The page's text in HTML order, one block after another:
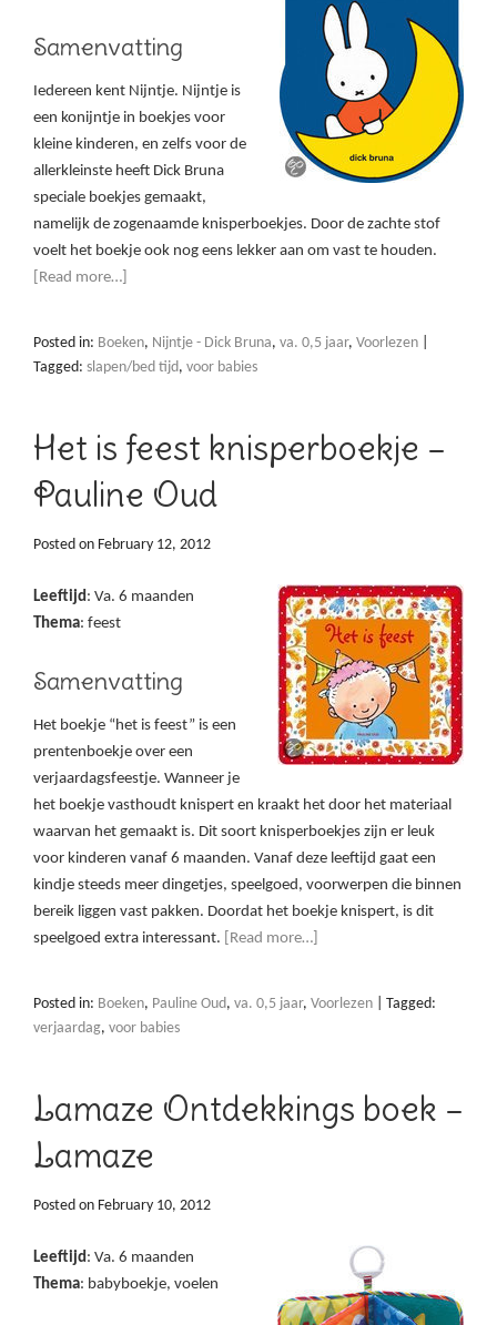
Samenvatting
Iedereen kent Nijntje. Nijntje is
een konijntje in boekjes voor
kleine kinderen, en zelfs voor de
allerkleinste heeft Dick Bruna
speciale boekjes gemaakt,
namelijk de zogenaamde knisperboekjes. Door de zachte stof
voelt het boekje ook nog eens lekker aan om vast te houden.
[Read more…]
Posted in: Boeken, Nijntje - Dick Bruna, va. 0,5 jaar, Voorlezen
Tagged: slapen/bed tijd, voor babies
Het is feest knisperboekje –
Pauline Oud
Posted on February 12, 2012
Leeftijd: Va. 6 maanden
Thema: feest
Samenvatting
Het boekje “het is feest” is een
prentenboekje over een
verjaardagsfeestje. Wanneer je
het boekje vasthoudt knispert en kraakt het door het materiaal
waarvan het gemaakt is. Dit soort knisperboekjes zijn er leuk
voor kinderen vanaf 6 maanden. Vanaf deze leeftijd gaat een
kindje steeds meer dingetjes, speelgoed, voorwerpen die binnen
bereik liggen vast pakken. Doordat het boekje knispert, is dit
speelgoed extra interessant.
[Read more…]
Posted in: Boeken, Pauline Oud, va. 0,5 jaar, Voorlezen
Tagged:
verjaardag, voor babies
Lamaze Ontdekkings boek –
Lamaze
Posted on February 10, 2012
Leeftijd: Va. 6 maanden
Thema: babyboekje, voelen